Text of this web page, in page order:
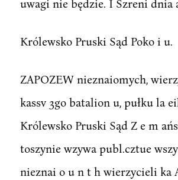
uwagi nie będzie. I Szreni dnia
Królewsko Pruski Sąd Poko i u.
ZAPOZEW nieznaiomych,
kassv 3go batalion u, pułku la
Królewsko Pruski Sąd Z e m
toszynie wzywa publ.cztue
nieznai o u n t h wierzycieli ka